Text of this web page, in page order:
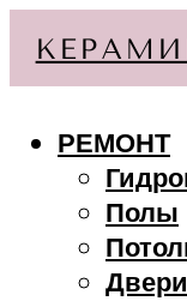
РЕМОНТ
Полы
Двери